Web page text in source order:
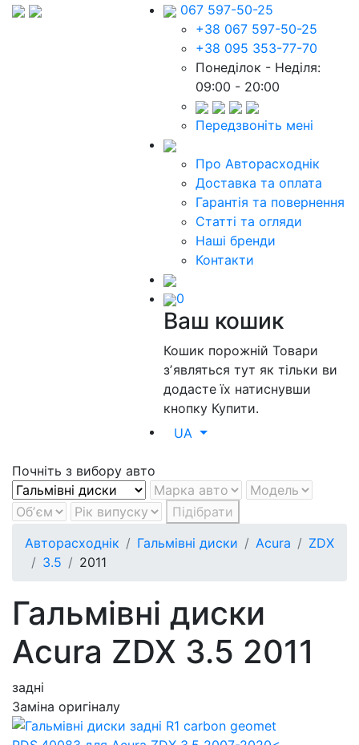
067 597-50-25
+38 067 597-50-25
+38 095 353-77-70
Понеділок - Неділя:
09:00 - 20:00
Передзвоніть мені
Про Авторасходнік
Доставка та оплата
Гарантія та повернення
Статті та огляди
Наші бренди
Контакти
0
Ваш кошик
Кошик порожнійТовари
зʼявляться тут як тільки ви
додасте їх натиснувши
кнопку Купити.
UA
Почніть з вибору авто
Підібрати
Авторасходнік
Гальмівні диски Acura
ZDX
3.5
2011
Гальмівні диски
Acura ZDX 3.5 2011
задні
Заміна оригіналу